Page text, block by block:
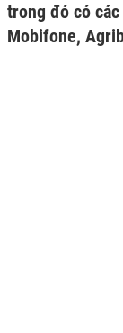
trong đó có các
Mobifone,